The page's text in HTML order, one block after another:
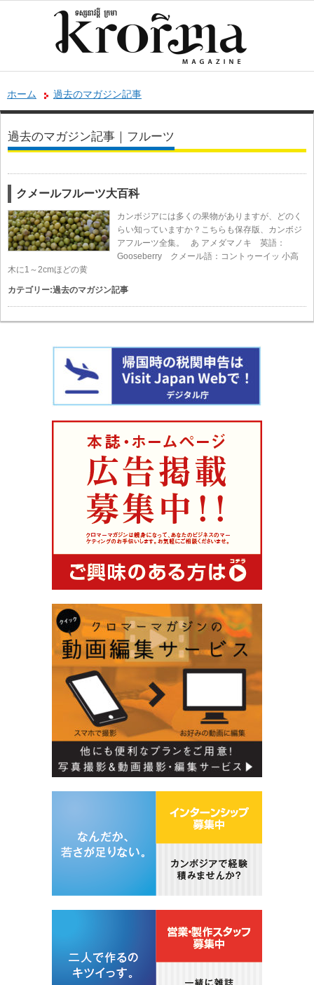
ホーム 過去のマガジン記事
過去のマガジン記事｜フルーツ
クメールフルーツ大百科
カンボジアには多くの果物がありますが、どのく
らい知っていますか？こちらも保存版、カンボジ
アフルーツ全集。 あ アメダマノキ 英語：
Gooseberry クメール語：コントゥーイッ 小高
木に1～2cmほどの黄
カテゴリー:過去のマガジン記事